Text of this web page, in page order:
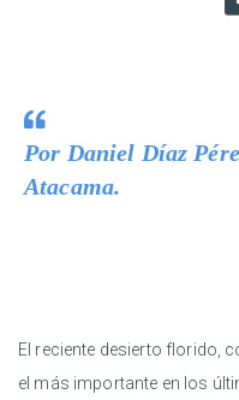
Por Daniel Díaz
Atacama.
El reciente desierto florido,
el más importante en los